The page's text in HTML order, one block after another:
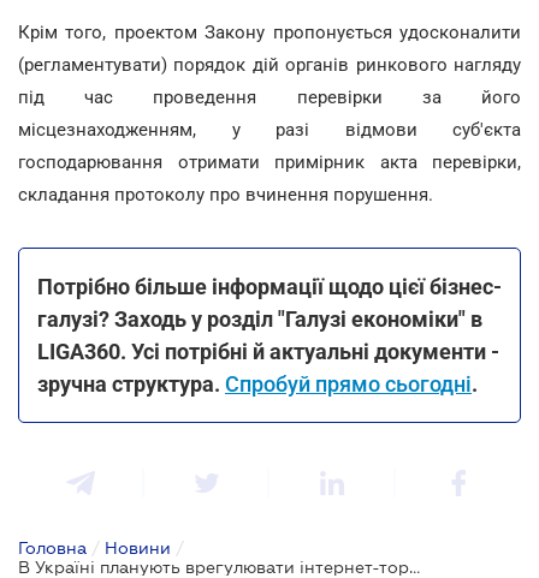
Крім того, проектом Закону пропонується удосконалити
(регламентувати) порядок дій органів ринкового нагляду
під час проведення перевірки за його
місцезнаходженням, у разі відмови суб'єкта
господарювання отримати примірник акта перевірки,
складання протоколу про вчинення порушення.
Потрібно більше інформації щодо цієї бізнес-
галузі? Заходь у розділ "Галузі економіки" в
LIGA360. Усі потрібні й актуальні документи -
зручна структура. Спробуй прямо сьогодні.
Головна / Новини /
В Україні планують врегулювати інтернет-торгівлю